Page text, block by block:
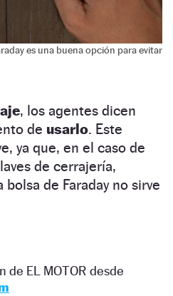
es una buena opción para evitar
, los agentes dicen
de usarlo. Este
ya que, en el caso de
de cerrajería,
de Faraday no sirve
de EL MOTOR desde